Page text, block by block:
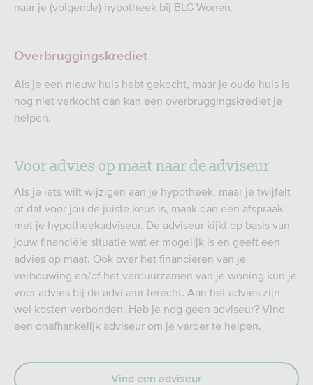
naar je (volgende) hypotheek bij BLG Wonen.
Overbruggingskrediet
Als je een nieuw huis hebt gekocht, maar je oude huis is
nog niet verkocht dan kan een overbruggingskrediet je
helpen.
Voor advies op maat naar de adviseur
Als je iets wilt wijzigen aan je hypotheek, maar je twijfelt
of dat voor jou de juiste keus is, maak dan een afspraak
met je hypotheekadviseur. De adviseur kijkt op basis van
jouw financiële situatie wat er mogelijk is en geeft een
advies op maat. Ook over het financieren van je
verbouwing en/of het verduurzamen van je woning kun je
voor advies bij de adviseur terecht. Aan het advies zijn
wel kosten verbonden. Heb je nog geen adviseur? Vind
een onafhankelijk adviseur om je verder te helpen.
Vind een adviseur